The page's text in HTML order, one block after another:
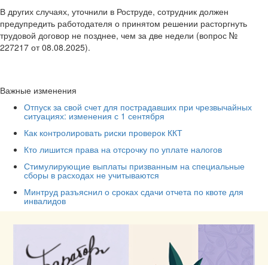
В других случаях, уточнили в Роструде, сотрудник должен
предупредить работодателя о принятом решении расторгнуть
трудовой договор не позднее, чем за две недели (вопрос №
227217 от 08.08.2025).
Важные изменения
Отпуск за свой счет для пострадавших при чрезвычайных
ситуациях: изменения с 1 сентября
Как контролировать риски проверок ККТ
Кто лишится права на отсрочку по уплате налогов
Стимулирующие выплаты призванным на специальные
сборы в расходах не учитываются
Минтруд разъяснил о сроках сдачи отчета по квоте для
инвалидов